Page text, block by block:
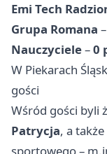
Emi Tech
Grupa Romana –
Nauczyciele–0
W Piekarach
gości
Wśród gości byli
Patrycja, a